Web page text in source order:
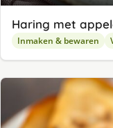
Haring met
Inmaken & bewaren